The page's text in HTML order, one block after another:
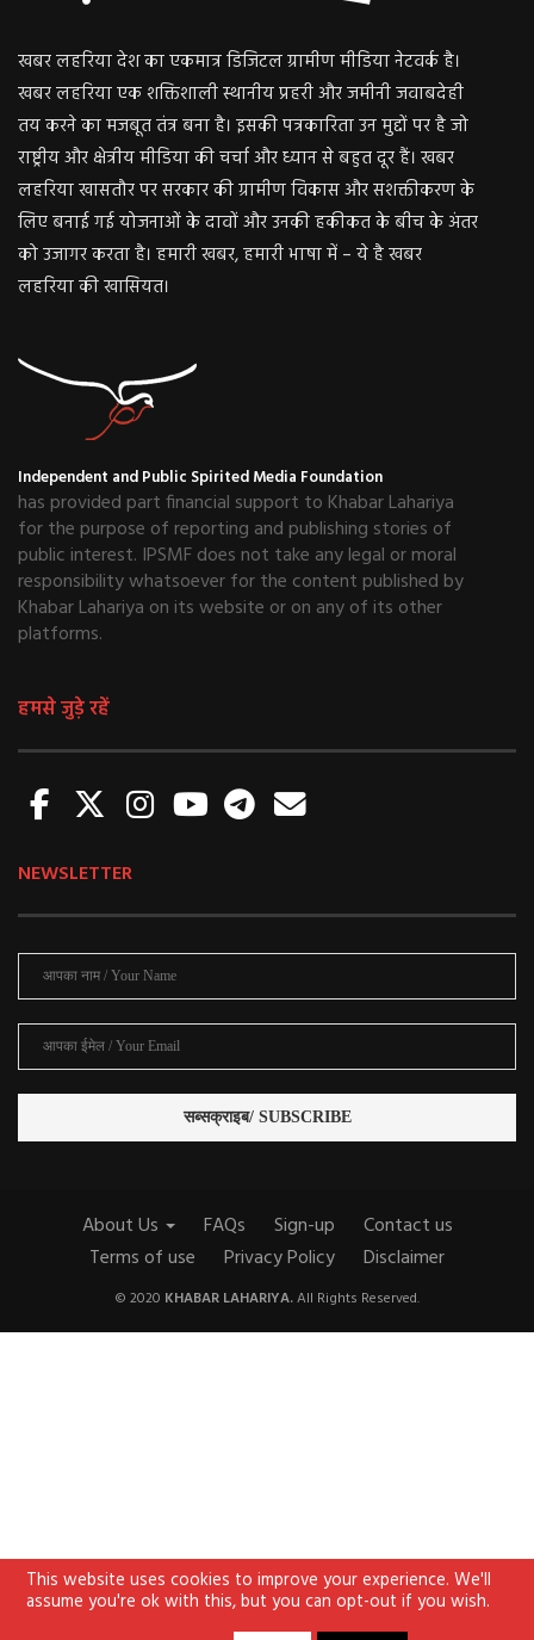
खबर लहरिया देश का एकमात्र डिजिटल ग्रामीण मीडिया नेटवर्क है।
खबर लहरिया एक शक्तिशाली स्थानीय प्रहरी और जमीनी जवाबदेही
तय करने का मजबूत तंत्र बना है। इसकी पत्रकारिता उन मुद्दों पर है जो
राष्ट्रीय और क्षेत्रीय मीडिया की चर्चा और ध्यान से बहुत दूर हैं। खबर
लहरिया खासतौर पर सरकार की ग्रामीण विकास और सशक्तीकरण के
लिए बनाई गई योजनाओं के दावों और उनकी हकीकत के बीच के अंतर
को उजागर करता है। हमारी खबर, हमारी भाषा में – ये है खबर
लहरिया की खासियत।
Independent and Public Spirited Media Foundation
has provided part financial support to Khabar Lahariya
for the purpose of reporting and publishing stories of
public interest. IPSMF does not take any legal or moral
responsibility whatsoever for the content published by
Khabar Lahariya on its website or on any of its other
platforms.
हमसे जुड़े रहें
NEWSLETTER
About Us FAQs Sign-up
Contact us
Terms of use
Privacy Policy Disclaimer
© 2020 KHABAR LAHARIYA.All Rights Reserved.
This website uses cookies to improve your experience. We'll
assume you're ok with this, but you can opt-out if you wish.